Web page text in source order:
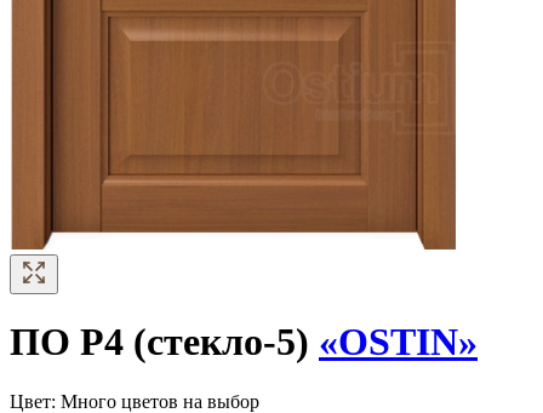
ПО Р4 (стекло-5) «OSTIN»
Цвет: Много цветов на выбор